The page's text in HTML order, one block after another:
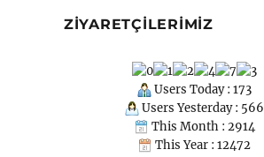
ZIYARETÇILERIMIZ
Users Today : 173
Users Yesterday : 566
This Month : 2914
This Year : 12472